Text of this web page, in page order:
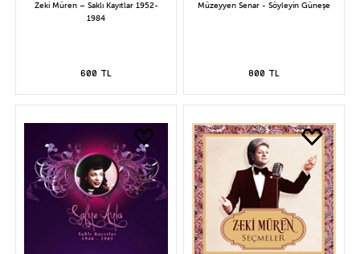
Zeki Müren – Saklı Kayıtlar 1952-
1984
600 TL
Müzeyyen Senar - Söyleyin Güneşe
800 TL